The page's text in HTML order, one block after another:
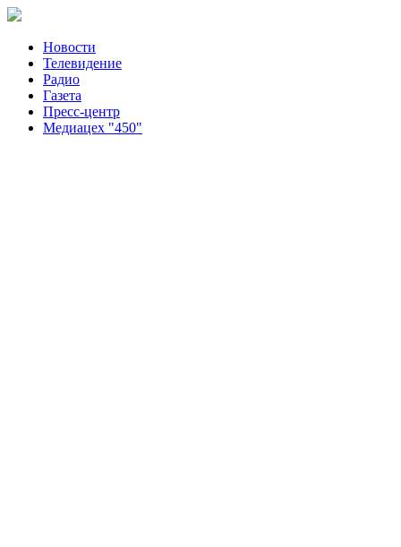
Новости
Телевидение
Радио
Газета
Пресс-центр
Медиацех "450"